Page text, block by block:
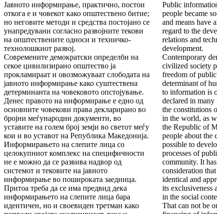
Јавното информирање, практично, постои
откога е и човекот како општествено битие;
но неговите методи и средства постојано се
унапредувани согласно развојните текови
на општествените односи и техничко-
технолошкиот развој.
Современите демократски определби на
секое цивилизирано општество ја
прокламираат и овозможуваат слободата на
јавното информирање како суштествена
детерминанта на човековото опстојување.
Денес правото на информирање е едно од
основните човекови права декларирано во
бројни меѓународни документи, во
уставите на голем број земји во светот меѓу
кои и во уставот на Република Македонија.
Информирањето на слепите лица со
целокупниот комплекс на специфичности
не е можно да се развива надвор од
системот и тековите на јавното
информирање во пошироката заедница.
Притоа треба да се има предвид дека
информирањето на слепите лица бара
идентичен, но и своевиден третман како
Public
people became
and means have
regard to the
relations and
development.
Contemporary
civilized society
freedom of
determinant of
to information is
declared in
the constitutions
in the world, as
the Republic of
people about the
possible to
processes of
community. It
consideration
identical and
its exclusiveness
in the social
That can not be